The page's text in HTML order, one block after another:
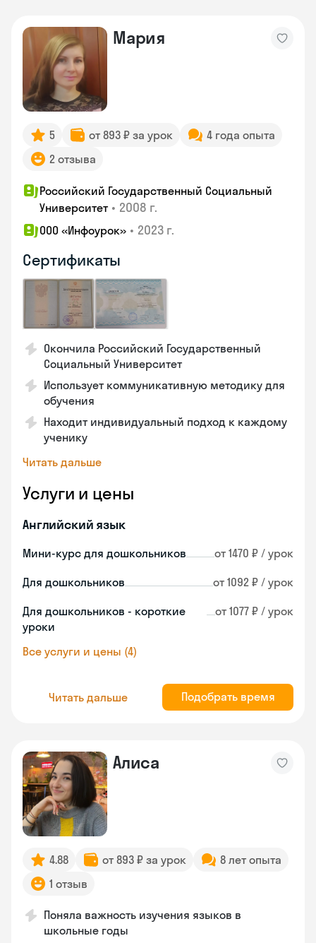
Мария
5 от 893 ₽ за урок
4 года опыта
2 отзыва
Российский Государственный Социальный
Университет • 2008 г.
ООО «Инфоурок» • 2023 г.
Сертификаты
Окончила Российский Государственный
Социальный Университет
Использует коммуникативную методику для
обучения
Находит индивидуальный подход к каждому
ученику
Читать дальше
Услуги и цены
Английский язык
Мини-курс для дошкольников от 1470 ₽ / урок
Для дошкольников от 1092 ₽ / урок
Для дошкольников - короткие
уроки
от 1077 ₽ / урок
Все услуги и цены (4)
Читать дальше Подобрать время
Алиса
4.88 от 893 ₽ за урок
8 лет опыта
1 отзыв
Поняла важность изучения языков в
школьные годы